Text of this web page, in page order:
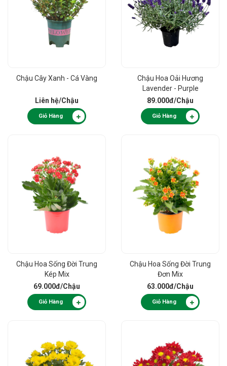
Chậu Cây Xanh - Cá Vàng
Liên hệ/Chậu
Giỏ Hàng
Chậu Hoa Oải Hương
Lavender - Purple
89.000đ/Chậu
Giỏ Hàng
Chậu Hoa Sống Đời Trung
Kép Mix
69.000đ/Chậu
Giỏ Hàng
Chậu Hoa Sống Đời Trung
Đơn Mix
63.000đ/Chậu
Giỏ Hàng